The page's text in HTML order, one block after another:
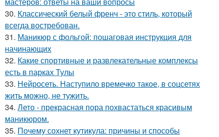
30. Классический белый френч - это стиль, который
всегда востребован.
31. Маникюр с фольгой: пошаговая инструкция для
начинающих
32. Какие спортивные и развлекательные комплексы
есть в парках Тулы
33. Нейросеть. Наступило времечко такое, в соцсетях
жить можно, не тужить.
34. Лето - прекрасная пора похвастаться красивым
маникюром.
35. Почему сохнет кутикула: причины и способы